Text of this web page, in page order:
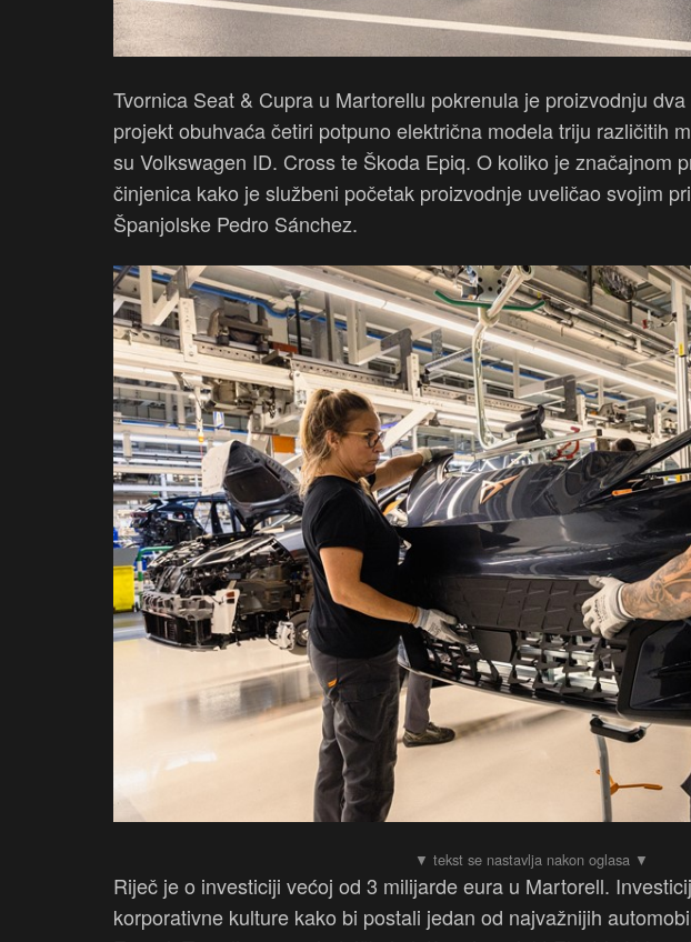
Tvornica Seat & Cupra u Martorellu pokrenula je proizvodnju
projekt obuhvaća četiri potpuno električna modela triju različitih
su Volkswagen ID. Cross te Škoda Epiq. O koliko je značajnom
činjenica kako je službeni početak proizvodnje uveličao svojim
Španjolske Pedro Sánchez.
Riječ je o investiciji većoj od 3 milijarde eura u Martorell.
korporativne kulture kako bi postali jedan od najvažnijih